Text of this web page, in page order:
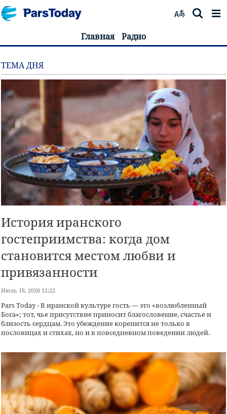
Главная Радио
ТЕМА ДНЯ
История иранского
гостеприимства: когда дом
становится местом любви и
привязанности
Июль 18, 2026 12:22
Рars Today - В иранской культуре гость — это «возлюбленный
Бога»; тот, чье присутствие приносит благословение, счастье и
близость сердцам. Это убеждение коренится не только в
пословицах и стихах, но и в повседневном поведении людей.